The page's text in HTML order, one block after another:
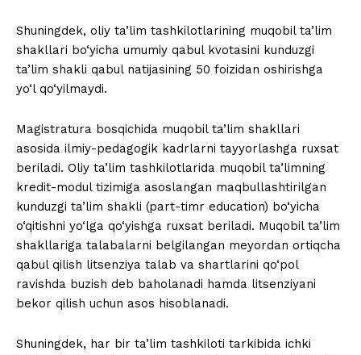
Shuningdek, oliy ta’lim tashkilotlarining muqobil ta’lim
shakllari bo‘yicha umumiy qabul kvotasini kunduzgi
ta’lim shakli qabul natijasining 50 foizidan oshirishga
yo‘l qo‘yilmaydi.
Magistratura bosqichida muqobil ta’lim shakllari
asosida ilmiy-pedagogik kadrlarni tayyorlashga ruxsat
beriladi. Oliy ta’lim tashkilotlarida muqobil ta’limning
kredit-modul tizimiga asoslangan maqbullashtirilgan
kunduzgi ta’lim shakli (part-timr education) bo‘yicha
o‘qitishni yo‘lga qo‘yishga ruxsat beriladi. Muqobil ta’lim
shakllariga talabalarni belgilangan meyordan ortiqcha
qabul qilish litsenziya talab va shartlarini qo‘pol
ravishda buzish deb baholanadi hamda litsenziyani
bekor qilish uchun asos hisoblanadi.
Shuningdek, har bir ta’lim tashkiloti tarkibida ichki